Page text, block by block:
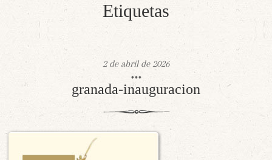
Etiquetas
2 de abril de 2026
granada-inauguracion